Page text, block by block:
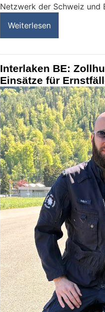
Netzwerk der Schweiz und
Weiterlesen
Interlaken BE:
Einsätze für